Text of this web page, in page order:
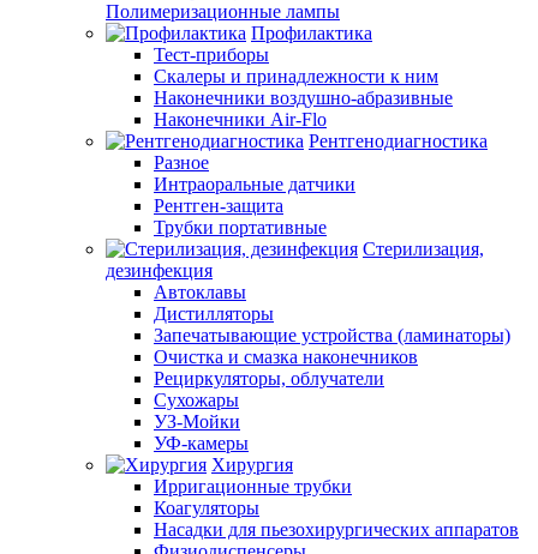
Полимеризационные лампы
Профилактика
Тест-приборы
Скалеры и принадлежности к ним
Наконечники воздушно-абразивные
Наконечники Air-Flo
Рентгенодиагностика
Разное
Интраоральные датчики
Рентген-защита
Трубки портативные
Стерилизация,
дезинфекция
Автоклавы
Дистилляторы
Запечатывающие устройства (ламинаторы)
Очистка и смазка наконечников
Рециркуляторы, облучатели
Сухожары
УЗ-Мойки
УФ-камеры
Хирургия
Ирригационные трубки
Коагуляторы
Насадки для пьезохирургических аппаратов